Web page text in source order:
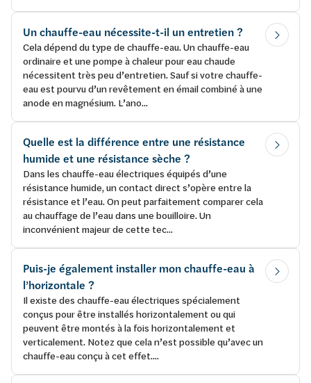
Un chauffe-eau nécessite-t-il un entretien ?
Cela dépend du type de chauffe-eau. Un chauffe-eau
ordinaire et une pompe à chaleur pour eau chaude
nécessitent très peu d’entretien. Sauf si votre chauffe-
eau est pourvu d’un revêtement en émail combiné à une
anode en magnésium. L’ano...
Quelle est la différence entre une résistance
humide et une résistance sèche ?
Dans les chauffe-eau électriques équipés d’une
résistance humide, un contact direct s’opère entre la
résistance et l’eau. On peut parfaitement comparer cela
au chauffage de l’eau dans une bouilloire. Un
inconvénient majeur de cette tec...
Puis-je également installer mon chauffe-eau à
l’horizontale ?
Il existe des chauffe-eau électriques spécialement
conçus pour être installés horizontalement ou qui
peuvent être montés à la fois horizontalement et
verticalement. Notez que cela n’est possible qu’avec un
chauffe-eau conçu à cet effet....